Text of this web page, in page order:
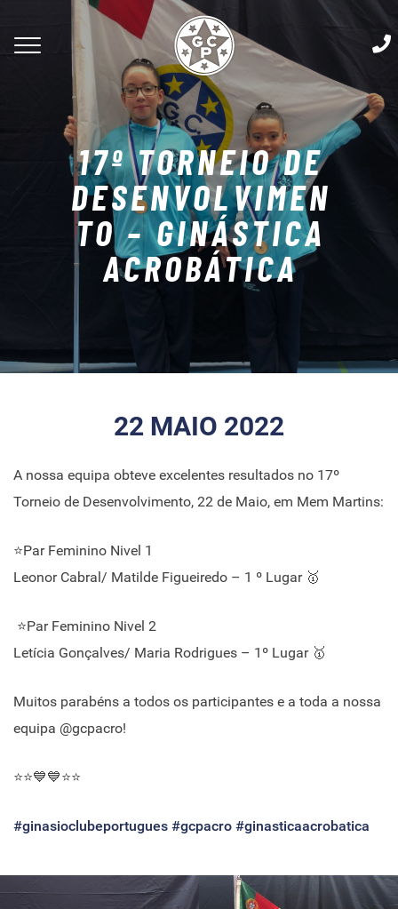
17º TORNEIO DE
DESENVOLVIMEN
TO – GINÁSTICA
ACROBÁTICA
22 MAIO 2022
A nossa equipa obteve excelentes resultados no 17º
Torneio de Desenvolvimento, 22 de Maio, em Mem Martins:
⭐Par Feminino Nivel 1
Leonor Cabral/ Matilde Figueiredo – 1 º Lugar 🥇
⭐Par Feminino Nivel 2
Letícia Gonçalves/ Maria Rodrigues – 1º Lugar 🥇
Muitos parabéns a todos os participantes e a toda a nossa
equipa @gcpacro!
⭐⭐💙💙⭐⭐
#ginasioclubeportugues #gcpacro #ginasticaacrobatica